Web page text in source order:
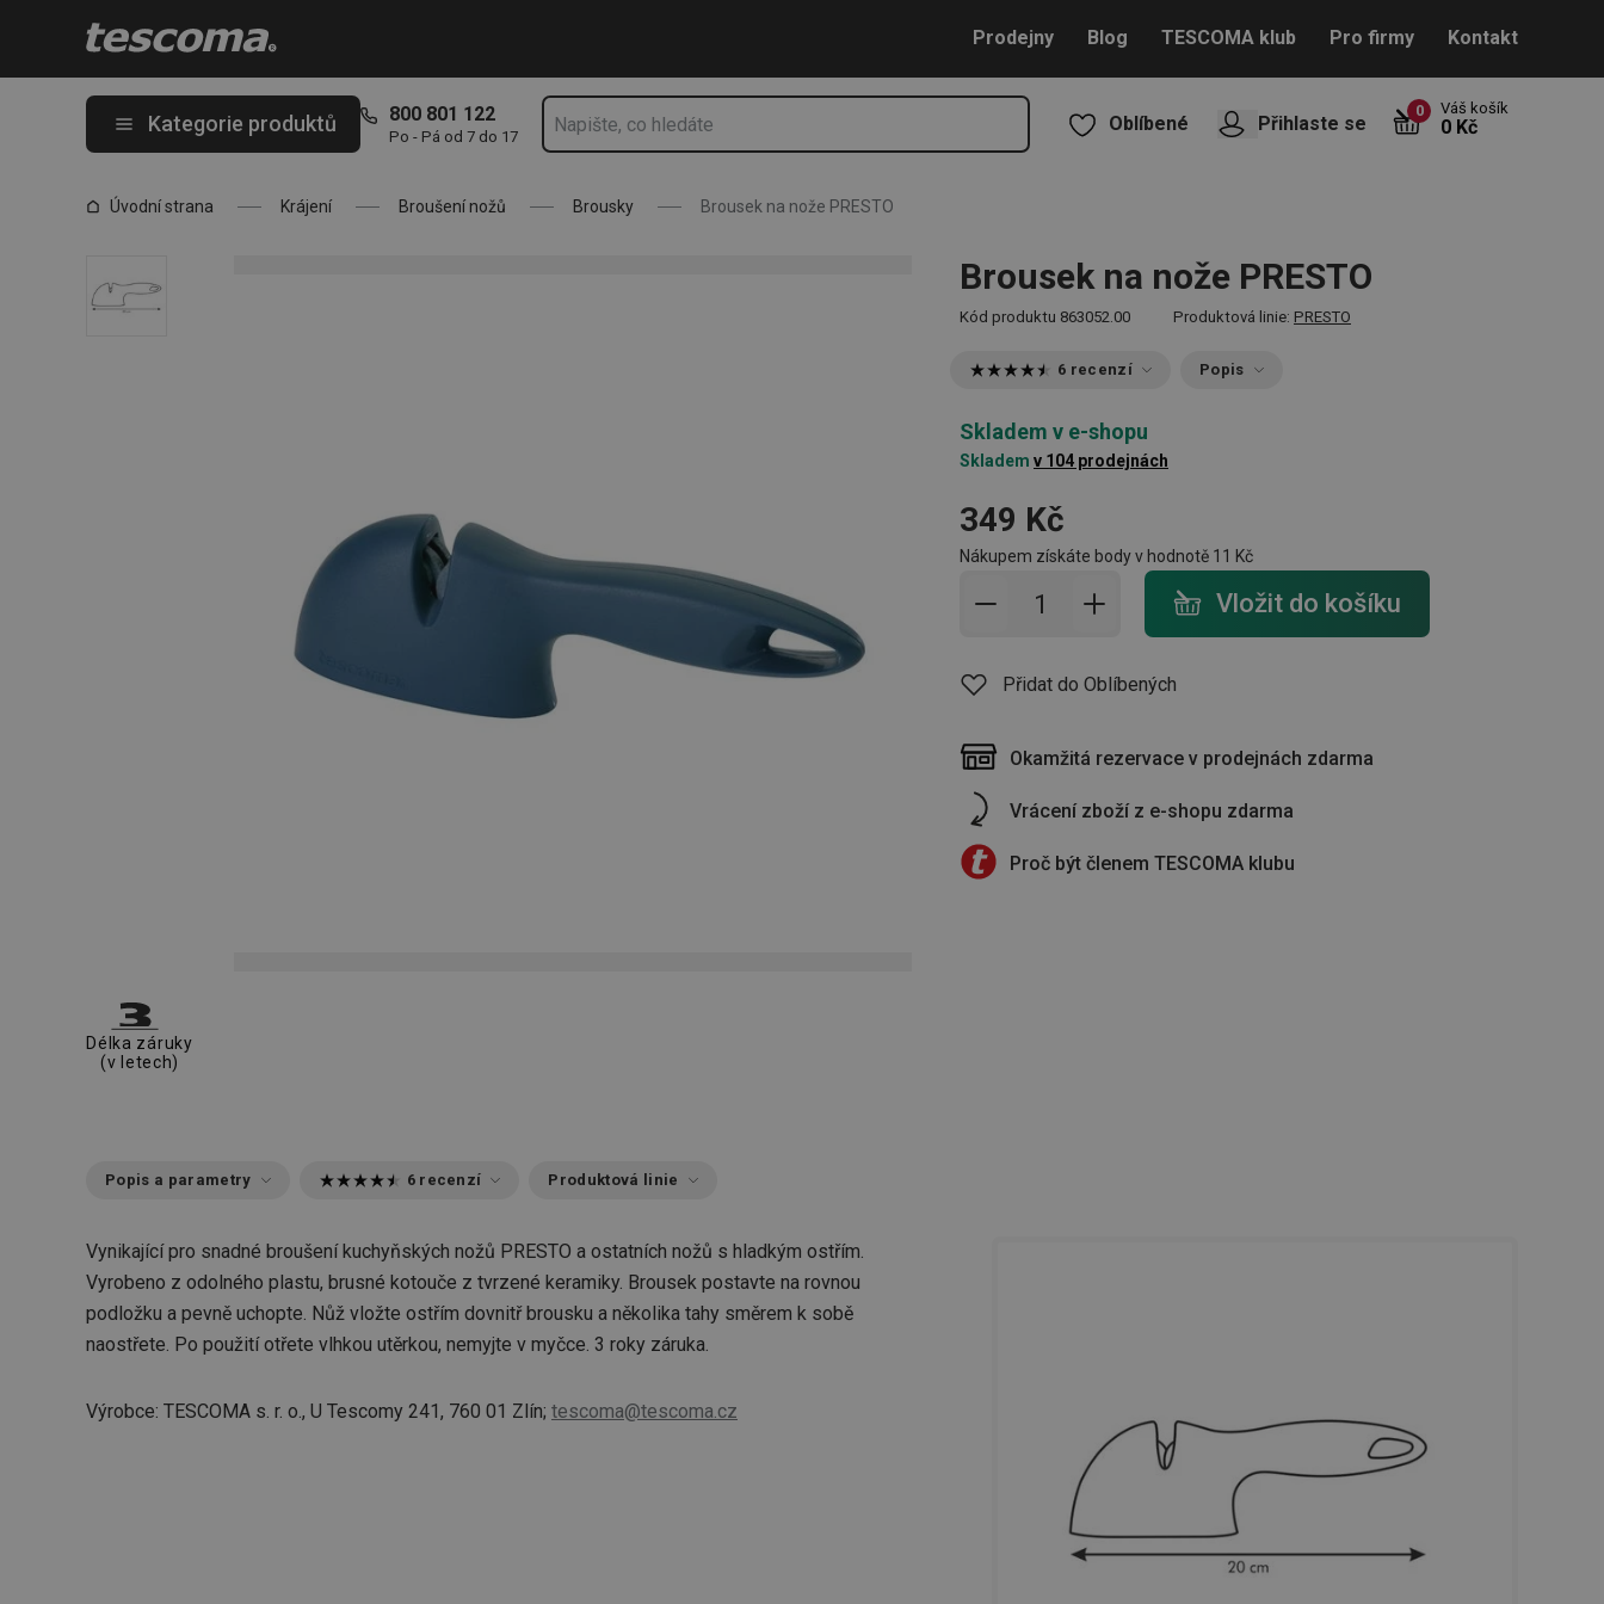
Prodejny Blog TESCOMA klub Pro firmy Kontakt
Kategorie produktů 800 801 122
Po - Pá od 7 do 17
Oblíbené Přihlaste se
0 Váš košík
0 Kč
Úvodní strana Krájení Broušení nožů Brousky Brousek na nože PRESTO
Brousek na nože PRESTO
Kód produktu 863052.00 Produktová linie: PRESTO
6 recenzí Popis
Skladem v e-shopu
Skladem v 104 prodejnách
349 Kč
Nákupem získáte body v hodnotě 11 Kč
Přidat do košíku - počet
Vložit do košíku
Přidat do Oblíbených
Okamžitá rezervace v prodejnách zdarma
Vrácení zboží z e-shopu zdarma
Proč být členem TESCOMA klubu
Délka záruky
(v letech)
Popis a parametry 6 recenzí Produktová linie
Vynikající pro snadné broušení kuchyňských nožů PRESTO a ostatních nožů s hladkým ostřím.
Vyrobeno z odolného plastu, brusné kotouče z tvrzené keramiky. Brousek postavte na rovnou
podložku a pevně uchopte. Nůž vložte ostřím dovnitř brousku a několika tahy směrem k sobě
naostřete. Po použití otřete vlhkou utěrkou, nemyjte v myčce. 3 roky záruka.
Výrobce: TESCOMA s. r. o., U Tescomy 241, 760 01 Zlín; tescoma@tescoma.cz